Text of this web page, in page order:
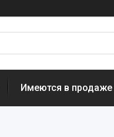
Имеются в продаже